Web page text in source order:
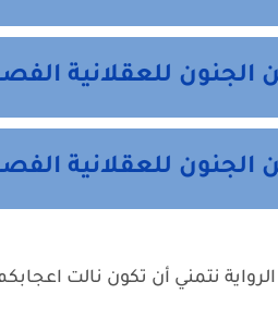
الجنون للعقلانية
الجنون للعقلانية
نتمني أن تكون نالت